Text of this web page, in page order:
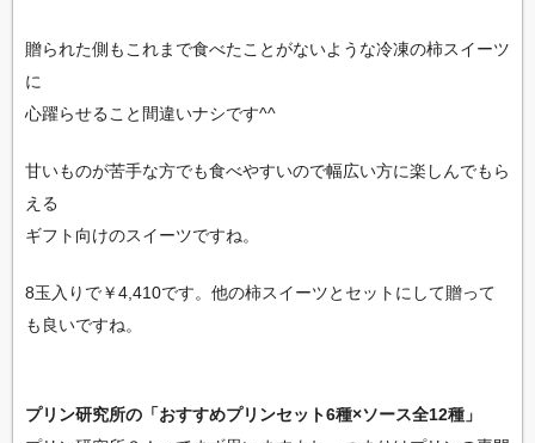
贈られた側もこれまで食べたことがないような冷凍の柿スイーツ
に
心躍らせること間違いナシです^^
甘いものが苦手な方でも食べやすいので幅広い方に楽しんでもら
える
ギフト向けのスイーツですね。
8玉入りで￥4,410です。他の柿スイーツとセットにして贈って
も良いですね。
プリン研究所の「おすすめプリンセット6種×ソース全12種」